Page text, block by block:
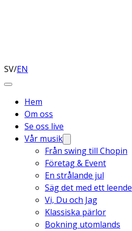
SV/EN
Hem
Om oss
Se oss live
Vår musik
Från swing till Chopin
Företag & Event
En strålande jul
Säg det med ett leende
Vi, Du och Jag
Klassiska pärlor
Bokning utomlands